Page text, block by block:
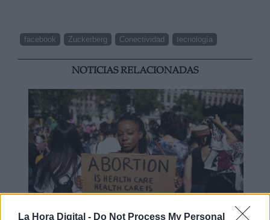
La Hora Digital - Do Not Process My Personal
facebook Zuckerberg Conectividad tecnología
NOTICIAS RELACIONADAS